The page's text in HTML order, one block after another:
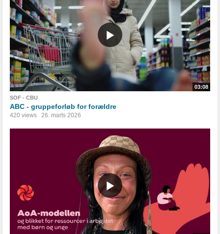
03:08
SOF - CBU
ABC - gruppeforløb for forældre
420 views 26. marts 2026